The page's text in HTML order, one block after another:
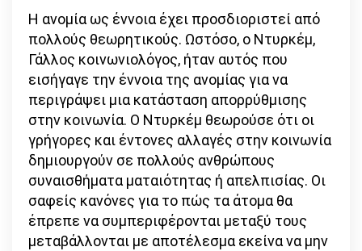
Η ανομία ως έννοια έχει προσδιοριστεί από
πολλούς θεωρητικούς. Ωστόσο, ο Ντυρκέμ,
Γάλλος κοινωνιολόγος, ήταν αυτός που
εισήγαγε την έννοια της ανομίας για να
περιγράψει μια κατάσταση απορρύθμισης
στην κοινωνία. Ο Ντυρκέμ θεωρούσε ότι οι
γρήγορες και έντονες αλλαγές στην κοινωνία
δημιουργούν σε πολλούς ανθρώπους
συναισθήματα ματαιότητας ή απελπισίας. Οι
σαφείς κανόνες για το πώς τα άτομα θα
έπρεπε να συμπεριφέρονται μεταξύ τους
μεταβάλλονται με αποτέλεσμα εκείνα να μην